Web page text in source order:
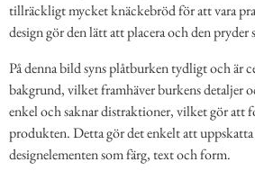
tillräckligt mycket knäckebröd för att vara
design gör den lätt att placera och den
På denna bild syns plåtburken tydligt och är
bakgrund, vilket framhäver burkens detaljer
enkel och saknar distraktioner, vilket gör att
produkten. Detta gör det enkelt att uppskatta
designelementen som färg, text och form.